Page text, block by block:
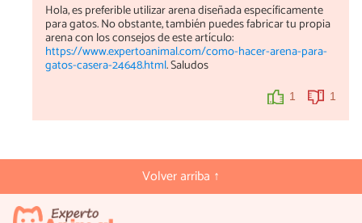
Hola, es preferible utilizar arena diseñada específicamente
para gatos. No obstante, también puedes fabricar tu propia
arena con los consejos de este artículo:
https://www.expertoanimal.com/como-hacer-arena-para-
gatos-casera-24648.html. Saludos
1 1
Volver arriba ↑